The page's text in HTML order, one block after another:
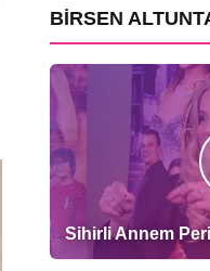
BIRSEN
Sihirli Annem